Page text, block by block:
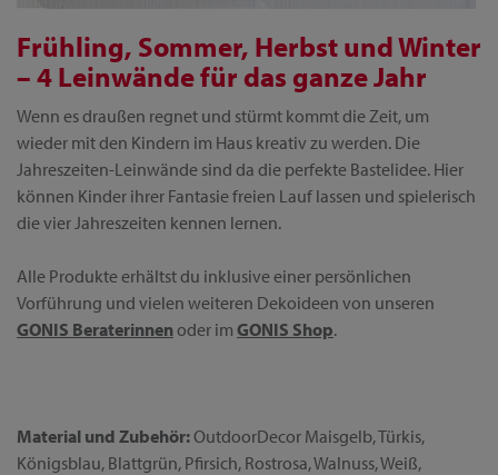
Frühling, Sommer, Herbst und Winter
– 4 Leinwände für das ganze Jahr
Wenn es draußen regnet und stürmt kommt die Zeit, um
wieder mit den Kindern im Haus kreativ zu werden. Die
Jahreszeiten-Leinwände sind da die perfekte Bastelidee. Hier
können Kinder ihrer Fantasie freien Lauf lassen und spielerisch
die vier Jahreszeiten kennen lernen.
Alle Produkte erhältst du inklusive einer persönlichen
Vorführung und vielen weiteren Dekoideen von unseren
GONIS Beraterinnenoder im GONIS Shop.
Material und Zubehör:OutdoorDecor Maisgelb, Türkis,
Königsblau, Blattgrün, Pfirsich, Rostrosa, Walnuss, Weiß,